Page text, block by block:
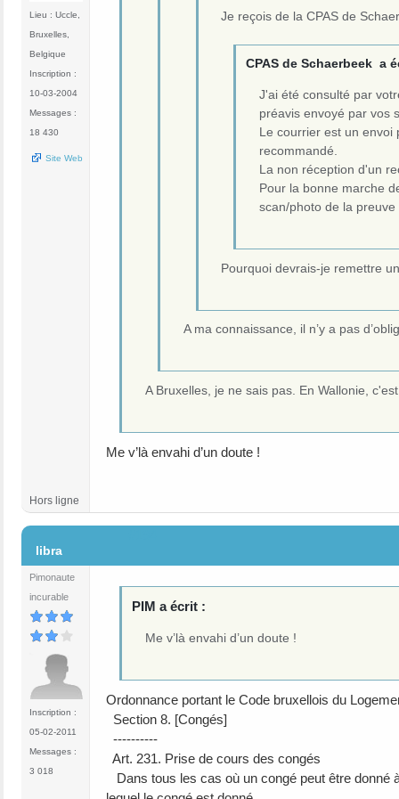
Lieu : Uccle,
Bruxelles,
Belgique
Inscription :
10-03-2004
Messages :
18 430
Site Web
Je reçois de la CPAS de
CPAS de Schaerbeek a
J'ai été consulté par
préavis envoyé par vos
Le courrier est un envoi
recommandé.
La non réception d'un
Pour la bonne marche
scan/photo de la
Pourquoi devrais-je remettre
A ma connaissance, il n’y a pas
A Bruxelles, je ne sais pas. En Wallonie,
Me v’là envahi d’un doute !
Hors ligne
libra
Pimonaute
incurable
Inscription :
05-02-2011
Messages :
3 018
PIM a écrit :
Me v’là envahi d’un doute !
Ordonnance portant le Code bruxellois du
Section 8. [Congés]
----------
Art. 231. Prise de cours des congés
Dans tous les cas où un congé peut être donné